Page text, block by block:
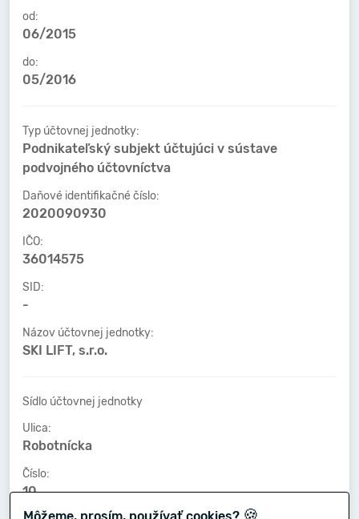
od:
06/2015
do:
05/2016
Typ účtovnej jednotky:
Podnikateľský subjekt účtujúci v sústave
podvojného účtovníctva
Daňové identifikačné číslo:
2020090930
IČO:
36014575
SID:
-
Názov účtovnej jednotky:
SKI LIFT, s.r.o.
Sídlo účtovnej jednotky
Ulica:
Robotnícka
Číslo:
10
🍪